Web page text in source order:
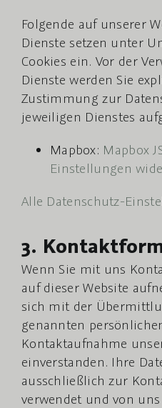
Folgende auf unserer
Dienste setzen unter
Cookies ein. Vor der
Dienste werden Sie
Zustimmung zur
jeweiligen Dienstes
Mapbox: Mapbox
Einstellungen
Alle Datenschutz-
3.
Wenn Sie mit uns
auf dieser Website
sich mit der
genannten
Kontaktaufnahme
einverstanden. Ihre
ausschließlich zur
verwendet und von